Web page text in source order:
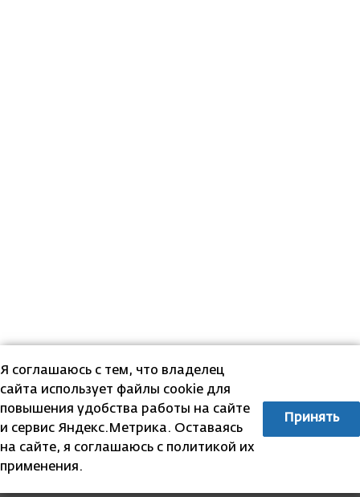
Я соглашаюсь с тем, что владелец
сайта использует файлы cookie для
повышения удобства работы на сайте
и сервис Яндекс.Метрика. Оставаясь
на сайте, я соглашаюсь с политикой их
применения.
Принять